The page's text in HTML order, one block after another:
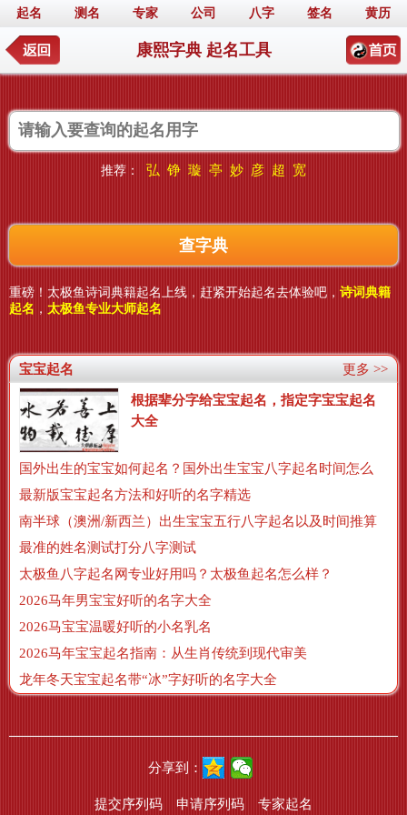
起名 测名 专家 公司 八字 签名 黄历
康熙字典 起名工具
推荐： 弘 铮 璇 亭 妙 彦 超 宽
重磅！太极鱼诗词典籍起名上线，赶紧开始起名去体验吧， 诗词典籍
起名 ， 太极鱼专业大师起名
更多 >>
宝宝起名
根据辈分字给宝宝起名，指定字宝宝起名
大全
最新版宝宝起名方法和好听的名字精选
南半球（澳洲/新西兰）出生宝宝五行八字起名以及时间推算
最准的姓名测试打分八字测试
太极鱼八字起名网专业好用吗？太极鱼起名怎么样？
2026马年男宝宝好听的名字大全
2026马宝宝温暖好听的小名乳名
2026马年宝宝起名指南：从生肖传统到现代审美
龙年冬天宝宝起名带“冰”字好听的名字大全
分享到：
提交序列码 申请序列码 专家起名